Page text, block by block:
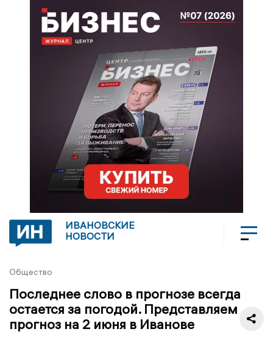
ИВАНОВСКИЕ
НОВОСТИ
Общество
Последнее слово в прогнозе всегда
остается за погодой. Представляем
прогноз на 2 июня в Иванове